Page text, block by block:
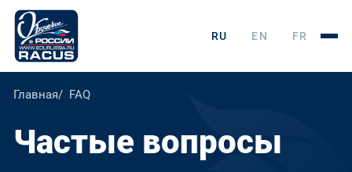
RU EN FR
Главная FAQ
Частые вопросы